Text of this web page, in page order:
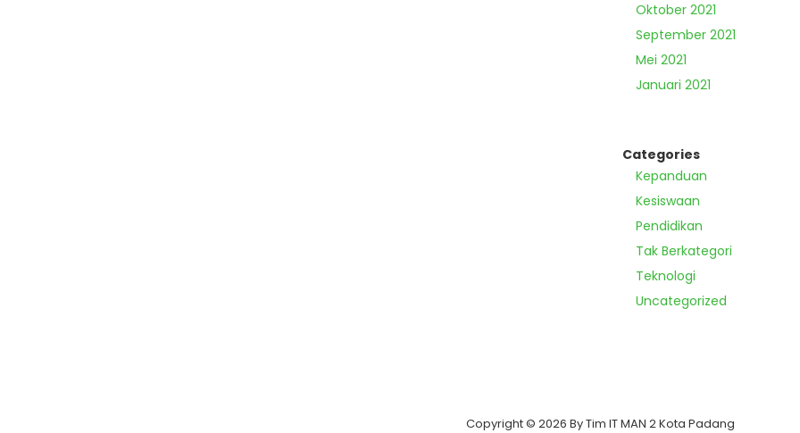
Oktober 2021
September 2021
Mei 2021
Januari 2021
Categories
Kepanduan
Kesiswaan
Pendidikan
Tak Berkategori
Teknologi
Uncategorized
Copyright © 2026 By Tim IT MAN 2 Kota Padang